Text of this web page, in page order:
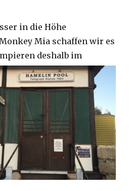
in die Höhe
Mia schaffen wir es
deshalb im